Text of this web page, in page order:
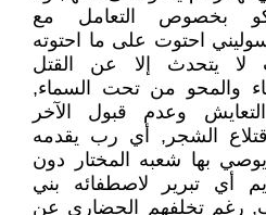
بخصوص التعامل مع
احتوت على ما احتوته
لا يتحدث إلا عن القتل
والمحو من تحت السماء,
وعدم قبول الآخر
الشجر, أي رب يقدمه
يوصي بها شعبه المختار دون
أي تبرير لاصطفائه بني
رغم تخلفهم الحضاري عن